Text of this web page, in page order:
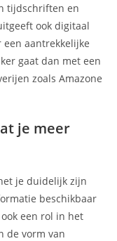
tijdschriften en
ook digitaal
aantrekkelijke
gaat dan met een
zoals Amazone
je meer
je duidelijk zijn
beschikbaar
een rol in het
de vorm van